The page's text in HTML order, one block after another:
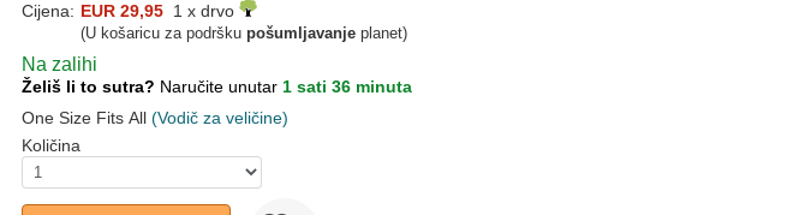
Cijena: EUR 29,95 1 x drvo
(U košaricu za podršku pošumljavanje planet)
Na zalihi
Želiš li to sutra? Naručite unutar 1 sati 36 minuta
One Size Fits All (Vodič za veličine)
Količina